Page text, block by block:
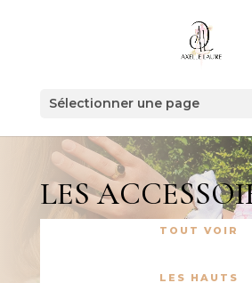
Sélectionner une page
LES
TOUT VOIR
LES HAUTS